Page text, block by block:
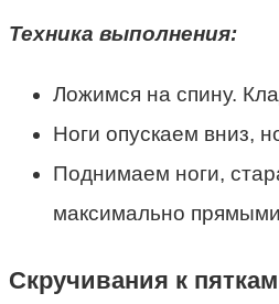
Техника выполнения:
Ложимся на спину.
Ноги опускаем вниз,
Поднимаем ноги,
максимально
Скручивания к пяткам